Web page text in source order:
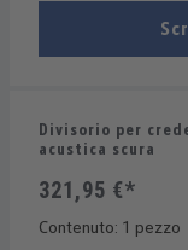
Divisorio per
acustica scura
321,95 €*
Contenuto: 1 pezzo